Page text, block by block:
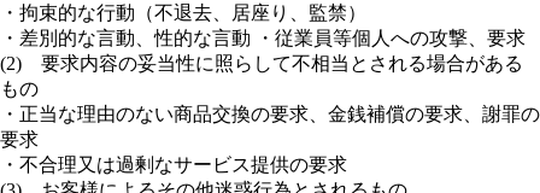
・拘束的な行動（不退去、居座り、監禁）
・差別的な言動、性的な言動 ・従業員等個人への攻撃、要求
(2) 要求内容の妥当性に照らして不相当とされる場合がある
もの
・正当な理由のない商品交換の要求、金銭補償の要求、謝罪の
要求
・不合理又は過剰なサービス提供の要求